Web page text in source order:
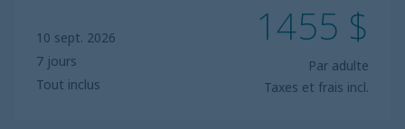
10 sept. 2026
7 jours
Tout inclus
1455 $
Par adulte
Taxes et frais incl.